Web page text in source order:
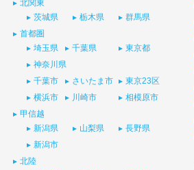
北関東
茨城県
栃木県
群馬県
首都圏
埼玉県
千葉県
東京都
神奈川県
千葉市
さいたま市
東京23区
横浜市
川崎市
相模原市
甲信越
新潟県
山梨県
長野県
新潟市
北陸